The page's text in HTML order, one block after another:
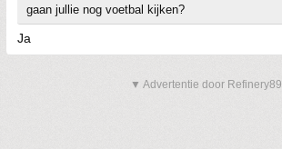
gaan jullie nog voetbal kijken?
Ja
▼ Advertentie door Refinery89